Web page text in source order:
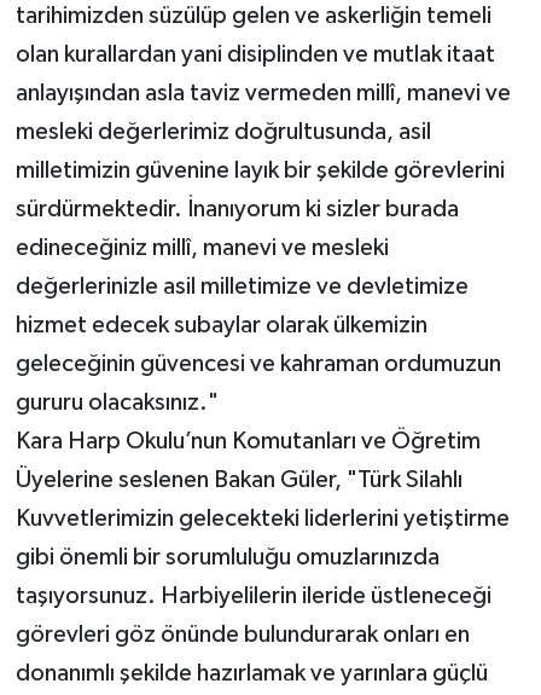
tarihimizden süzülüp gelen ve askerliğin temeli
olan kurallardan yani disiplinden ve mutlak itaat
anlayışından asla taviz vermeden millî, manevi ve
mesleki değerlerimiz doğrultusunda, asil
milletimizin güvenine layık bir şekilde görevlerini
sürdürmektedir. İnanıyorum ki sizler burada
edineceğiniz millî, manevi ve mesleki
değerlerinizle asil milletimize ve devletimize
hizmet edecek subaylar olarak ülkemizin
geleceğinin güvencesi ve kahraman ordumuzun
gururu olacaksınız."
Kara Harp Okulu’nun Komutanları ve Öğretim
Üyelerine seslenen Bakan Güler, "Türk Silahlı
Kuvvetlerimizin gelecekteki liderlerini yetiştirme
gibi önemli bir sorumluluğu omuzlarınızda
taşıyorsunuz. Harbiyelilerin ileride üstleneceği
görevleri göz önünde bulundurarak onları en
donanımlı şekilde hazırlamak ve yarınlara güçlü